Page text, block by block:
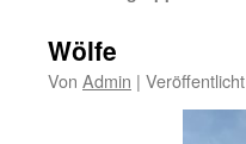
Wölfe
Von Admin | Veröffentlicht